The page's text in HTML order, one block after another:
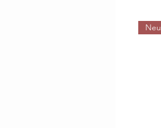
Neu